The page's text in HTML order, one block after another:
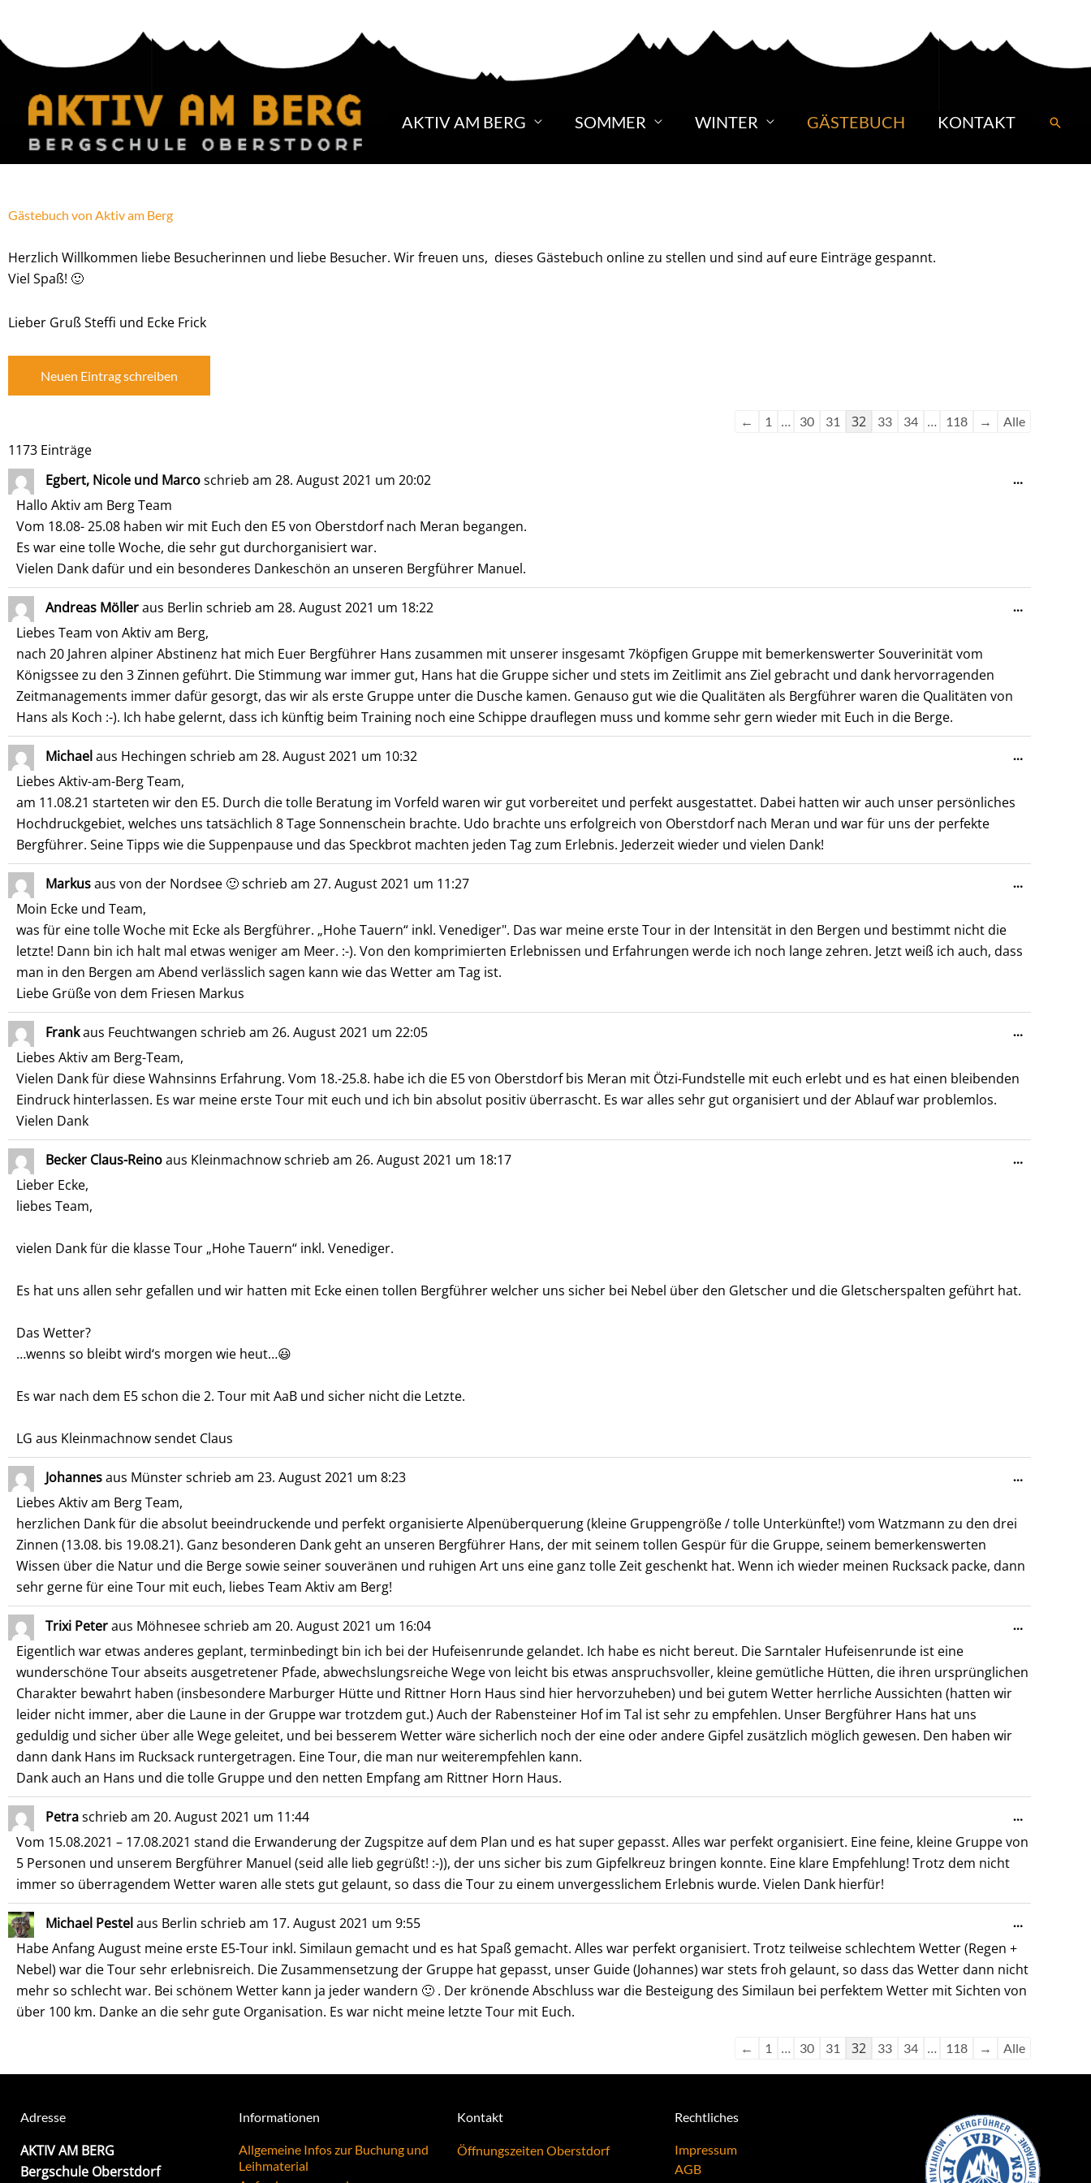
springen
AKTIV AM BERG SOMMER WINTER GÄSTEBUCH KONTAKT
Gästebuch von Aktiv am Berg
Herzlich Willkommen liebe Besucherinnen und liebe Besucher. Wir freuen uns, dieses Gästebuch online zu stellen und sind auf eure Einträge gespannt.
Viel Spaß! 🙂
Lieber Gruß Steffi und Ecke Frick
← 1 … 30 31 32 33 34 … 118 → Alle
1173 Einträge
Egbert, Nicole und Marcoschrieb am 28. August 2021 um 20:02
Hallo Aktiv am Berg Team
Vom 18.08- 25.08 haben wir mit Euch den E5 von Oberstdorf nach Meran begangen.
Es war eine tolle Woche, die sehr gut durchorganisiert war.
Vielen Dank dafür und ein besonderes Dankeschön an unseren Bergführer Manuel.
…
Andreas Mölleraus Berlin schrieb am 28. August 2021 um 18:22
Liebes Team von Aktiv am Berg,
nach 20 Jahren alpiner Abstinenz hat mich Euer Bergführer Hans zusammen mit unserer insgesamt 7köpfigen Gruppe mit bemerkenswerter Souverinität vom
Königssee zu den 3 Zinnen geführt. Die Stimmung war immer gut, Hans hat die Gruppe sicher und stets im Zeitlimit ans Ziel gebracht und dank hervorragenden
Zeitmanagements immer dafür gesorgt, das wir als erste Gruppe unter die Dusche kamen. Genauso gut wie die Qualitäten als Bergführer waren die Qualitäten von
Hans als Koch :-). Ich habe gelernt, dass ich künftig beim Training noch eine Schippe drauflegen muss und komme sehr gern wieder mit Euch in die Berge.
…
Michaelaus Hechingen schrieb am 28. August 2021 um 10:32
Liebes Aktiv-am-Berg Team,
am 11.08.21 starteten wir den E5. Durch die tolle Beratung im Vorfeld waren wir gut vorbereitet und perfekt ausgestattet. Dabei hatten wir auch unser persönliches
Hochdruckgebiet, welches uns tatsächlich 8 Tage Sonnenschein brachte. Udo brachte uns erfolgreich von Oberstdorf nach Meran und war für uns der perfekte
Bergführer. Seine Tipps wie die Suppenpause und das Speckbrot machten jeden Tag zum Erlebnis. Jederzeit wieder und vielen Dank!
…
Markusaus von der Nordsee 🙂schrieb am 27. August 2021 um 11:27
Moin Ecke und Team,
was für eine tolle Woche mit Ecke als Bergführer. „Hohe Tauern“ inkl. Venediger". Das war meine erste Tour in der Intensität in den Bergen und bestimmt nicht die
letzte! Dann bin ich halt mal etwas weniger am Meer. :-). Von den komprimierten Erlebnissen und Erfahrungen werde ich noch lange zehren. Jetzt weiß ich auch, dass
man in den Bergen am Abend verlässlich sagen kann wie das Wetter am Tag ist.
Liebe Grüße von dem Friesen Markus
…
Frankaus Feuchtwangen schrieb am 26. August 2021 um 22:05
Liebes Aktiv am Berg-Team,
Vielen Dank für diese Wahnsinns Erfahrung. Vom 18.-25.8. habe ich die E5 von Oberstdorf bis Meran mit Ötzi-Fundstelle mit euch erlebt und es hat einen bleibenden
Eindruck hinterlassen. Es war meine erste Tour mit euch und ich bin absolut positiv überrascht. Es war alles sehr gut organisiert und der Ablauf war problemlos.
Vielen Dank
…
Becker Claus-Reinoaus Kleinmachnowschrieb am 26. August 2021 um 18:17
Lieber Ecke,
liebes Team,
vielen Dank für die klasse Tour „Hohe Tauern“ inkl. Venediger.
Es hat uns allen sehr gefallen und wir hatten mit Ecke einen tollen Bergführer welcher uns sicher bei Nebel über den Gletscher und die Gletscherspalten geführt hat.
Das Wetter?
…wenns so bleibt wird‘s morgen wie heut…😃
Es war nach dem E5 schon die 2. Tour mit AaB und sicher nicht die Letzte.
LG aus Kleinmachnow sendet Claus
…
Johannesaus Münsterschrieb am 23. August 2021 um 8:23
Liebes Aktiv am Berg Team,
herzlichen Dank für die absolut beeindruckende und perfekt organisierte Alpenüberquerung (kleine Gruppengröße / tolle Unterkünfte!) vom Watzmann zu den drei
Zinnen (13.08. bis 19.08.21). Ganz besonderen Dank geht an unseren Bergführer Hans, der mit seinem tollen Gespür für die Gruppe, seinem bemerkenswerten
Wissen über die Natur und die Berge sowie seiner souveränen und ruhigen Art uns eine ganz tolle Zeit geschenkt hat. Wenn ich wieder meinen Rucksack packe, dann
sehr gerne für eine Tour mit euch, liebes Team Aktiv am Berg!
…
Trixi Peteraus Möhneseeschrieb am 20. August 2021 um 16:04
Eigentlich war etwas anderes geplant, terminbedingt bin ich bei der Hufeisenrunde gelandet. Ich habe es nicht bereut. Die Sarntaler Hufeisenrunde ist eine
wunderschöne Tour abseits ausgetretener Pfade, abwechslungsreiche Wege von leicht bis etwas anspruchsvoller, kleine gemütliche Hütten, die ihren ursprünglichen
Charakter bewahrt haben (insbesondere Marburger Hütte und Rittner Horn Haus sind hier hervorzuheben) und bei gutem Wetter herrliche Aussichten (hatten wir
leider nicht immer, aber die Laune in der Gruppe war trotzdem gut.) Auch der Rabensteiner Hof im Tal ist sehr zu empfehlen. Unser Bergführer Hans hat uns
geduldig und sicher über alle Wege geleitet, und bei besserem Wetter wäre sicherlich noch der eine oder andere Gipfel zusätzlich möglich gewesen. Den haben wir
dann dank Hans im Rucksack runtergetragen. Eine Tour, die man nur weiterempfehlen kann.
Dank auch an Hans und die tolle Gruppe und den netten Empfang am Rittner Horn Haus.
…
Petraschrieb am 20. August 2021 um 11:44
Vom 15.08.2021 – 17.08.2021 stand die Erwanderung der Zugspitze auf dem Plan und es hat super gepasst. Alles war perfekt organisiert. Eine feine, kleine Gruppe von
5 Personen und unserem Bergführer Manuel (seid alle lieb gegrüßt! :-)), der uns sicher bis zum Gipfelkreuz bringen konnte. Eine klare Empfehlung! Trotz dem nicht
immer so überragendem Wetter waren alle stets gut gelaunt, so dass die Tour zu einem unvergesslichem Erlebnis wurde. Vielen Dank hierfür!
…
ein-/
Michael Pestelaus Berlin schrieb am 17. August 2021 um 9:55
Habe Anfang August meine erste E5-Tour inkl. Similaun gemacht und es hat Spaß gemacht. Alles war perfekt organisiert. Trotz teilweise schlechtem Wetter (Regen +
Nebel) war die Tour sehr erlebnisreich. Die Zusammensetzung der Gruppe hat gepasst, unser Guide (Johannes) war stets froh gelaunt, so dass das Wetter dann nicht
mehr so schlecht war. Bei schönem Wetter kann ja jeder wandern 🙂 . Der krönende Abschluss war die Besteigung des Similaun bei perfektem Wetter mit Sichten von
über 100 km. Danke an die sehr gute Organisation. Es war nicht meine letzte Tour mit Euch.
…
← 1 … 30 31 32 33 34 … 118 → Alle
Adresse
AKTIV AM BERG
Bergschule Oberstdorf
Informationen
Allgemeine Infos zur Buchung und
Leihmaterial
Kontakt
Öffnungszeiten Oberstdorf
Rechtliches
Impressum
AGB